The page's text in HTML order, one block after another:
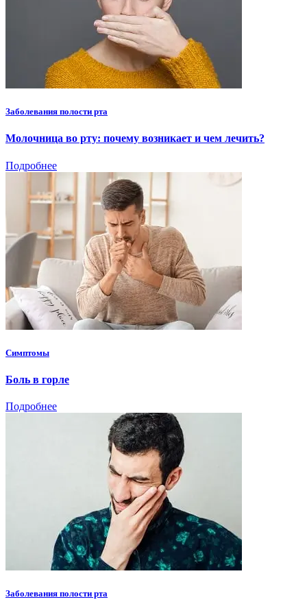
Заболевания полости рта
Молочница во рту: почему возникает и чем лечить?
Подробнее
Симптомы
Боль в горле
Подробнее
Заболевания полости рта